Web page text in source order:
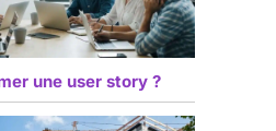
une user story ?